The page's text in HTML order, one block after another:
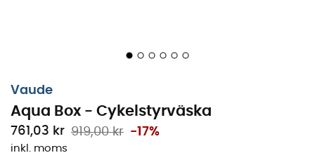
Vaude
Aqua Box - Cykelstyrväska
761,03 kr 919,00 kr -17%
inkl. moms
Mått: 20 x 28 x 18 cm
Fair Wear Foundation
: företaget Vaude arbetar aktivt
för rättvisa arbetsförhållanden och löner för alla. Som
medlem i Fair Wear Foundation (FWF) förbinder de sig
att kontinuerligt förbättra arbetsförhållandena på alla